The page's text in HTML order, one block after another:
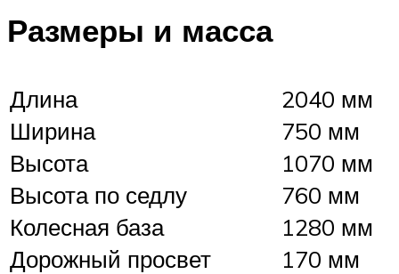
Размеры и масса
Длина
2040 мм
Ширина
750 мм
Высота
1070 мм
Высота по седлу
760 мм
Колесная база
1280 мм
Дорожный просвет
170 мм